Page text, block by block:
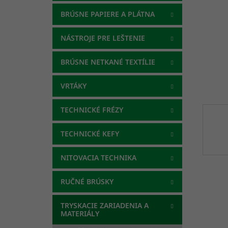
BRÚSNE PAPIERE A PLÁTNA
NÁSTROJE PRE LEŠTENIE
BRÚSNE NETKANÉ TEXTÍLIE
VRTÁKY
TECHNICKÉ FRÉZY
TECHNICKÉ KEFY
NITOVACIA TECHNIKA
RUČNÉ BRÚSKY
TRYSKACIE ZARIADENIA A
MATERIÁLY